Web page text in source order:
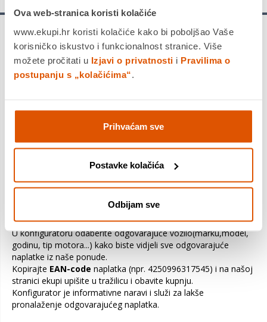
Ova web-stranica koristi kolačiće
www.ekupi.hr koristi kolačiće kako bi poboljšao Vaše
korisničko iskustvo i funkcionalnost stranice. Više
možete pročitati u Izjavi o privatnosti i Pravilima o
postupanju s „kolačićima“
Prihvaćam sve
Postavke kolačića
Odbijam sve
Naplatke nije moguće platiti gotovinom pri
preuzimanju.
Aluminijski naplatak B39 7x17 5/112 ET47 D3 FGVP (Ferric
(BMW)
- mogućnost serijske ugradnje (ET i centralna rupa)
- predviđen za ugradnju TPMS sustava za kontrolu tlaka u
- 100% Europski proizvod
U konfiguratoru odaberite odgovarajuće vozilo(marku,model,
godinu, tip motora...) kako biste vidjeli sve odgovarajuće
naplatke iz naše ponude.
Kopirajte EAN-code naplatka (npr. 4250996317545) i na našoj
stranici ekupi upišite u tražilicu i obavite kupnju.
Konfigurator je informativne naravi i služi za lakše
pronalaženje odgovarajućeg naplatka.